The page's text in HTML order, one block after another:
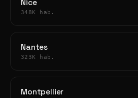
Nice
348K hab.
Nantes
323K hab.
Montpellier